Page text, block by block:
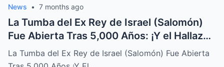
News • 7 months ago
La Tumba del Ex Rey de Israel (Salomón)
Fue Abierta Tras 5,000 Años: ¡Y el Hallazgo
Conmocionó al Mundo!
La Tumba del Ex Rey de Israel (Salomón) Fue Abierta